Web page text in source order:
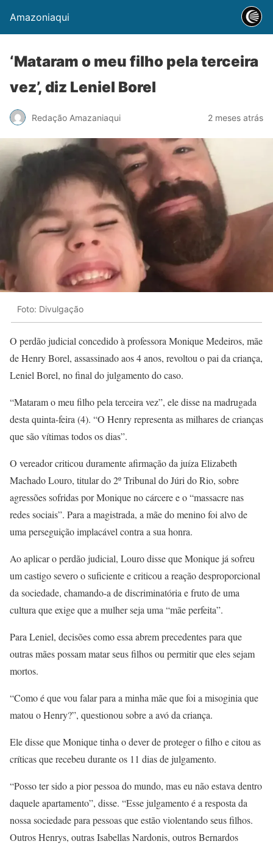
Amazoniaqui
‘Mataram o meu filho pela terceira
vez’, diz Leniel Borel
Redação Amazaniaqui 2 meses atrás
Foto: Divulgação
O perdão judicial concedido à professora Monique Medeiros, mãe
de Henry Borel, assassinado aos 4 anos, revoltou o pai da criança,
Leniel Borel, no final do julgamento do caso.
“Mataram o meu filho pela terceira vez”, ele disse na madrugada
desta quinta-feira (4). “O Henry representa as milhares de crianças
que são vítimas todos os dias”.
O vereador criticou duramente afirmação da juíza Elizabeth
Machado Louro, titular do 2º Tribunal do Júri do Rio, sobre
agressões sofridas por Monique no cárcere e o “massacre nas
redes sociais”. Para a magistrada, a mãe do menino foi alvo de
uma perseguição implacável contra a sua honra.
Ao aplicar o perdão judicial, Louro disse que Monique já sofreu
um castigo severo o suficiente e criticou a reação desproporcional
da sociedade, chamando-a de discriminatória e fruto de uma
cultura que exige que a mulher seja uma “mãe perfeita”.
Para Leniel, decisões como essa abrem precedentes para que
outras mães possam matar seus filhos ou permitir que eles sejam
mortos.
“Como é que vou falar para a minha mãe que foi a misoginia que
matou o Henry?”, questionou sobre a avó da criança.
Ele disse que Monique tinha o dever de proteger o filho e citou as
críticas que recebeu durante os 11 dias de julgamento.
“Posso ter sido a pior pessoa do mundo, mas eu não estava dentro
daquele apartamento”, disse. “Esse julgamento é a resposta da
nossa sociedade para pessoas que estão violentando seus filhos.
Outros Henrys, outras Isabellas Nardonis, outros Bernardos